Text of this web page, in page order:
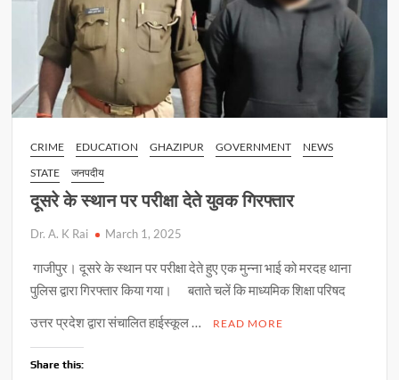
CRIME EDUCATION GHAZIPUR GOVERNMENT
NEWS
STATE
जनपदीय
दूसरे के स्थान पर परीक्षा देते युवक गिरफ्तार
Dr. A. K Rai March 1, 2025
गाजीपुर। दूसरे के स्थान पर परीक्षा देते हुए एक मुन्ना भाई को मरदह थाना
पुलिस द्वारा गिरफ्तार किया गया। बताते चलें कि माध्यमिक शिक्षा परिषद
उत्तर प्रदेश द्वारा संचालित हाईस्कूल …
READ MORE
Share this: